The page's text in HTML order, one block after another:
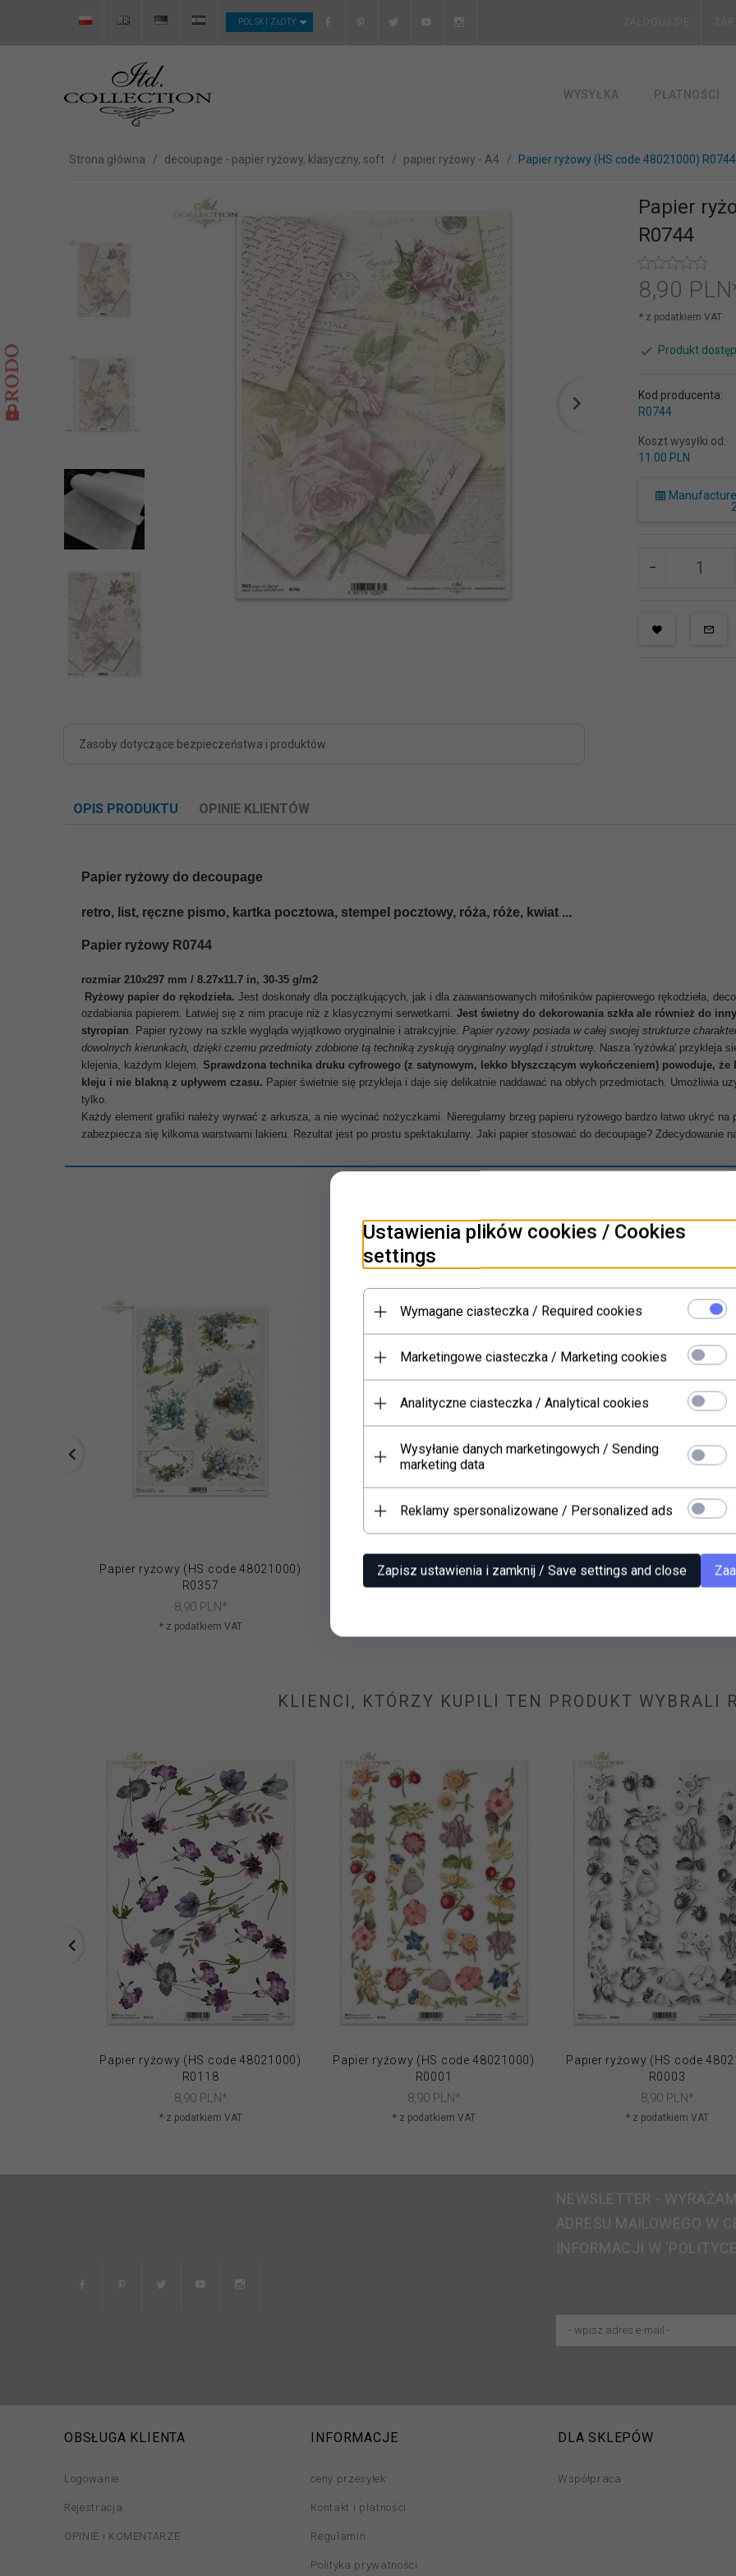
CURRENCY_H
POLSKI ZŁOTY ZALOGUJ SIĘ
WYSYŁKA PŁATNOŚCI
Strona główna decoupage - papier ryżowy, klasyczny, soft papier ryżowy - A4 Papier ryżowy (HS code 48021000) R0744
Zasoby dotyczące bezpieczeństwa i produktów
Papier
R0744
8,90
* z podatkiem VAT
Produkt
Kod producenta:
R0744
Koszt wysyłki od:
11.00 PLN
OPIS PRODUKTU OPINIE KLIENTÓW
Papier ryżowy do decoupage
retro, list, ręczne pismo, kartka pocztowa, stempel pocztowy, róża, róże, kwiat ...
Papier ryżowy R0744
rozmiar 210x297 mm / 8.27x11.7 in, 30-35 g/m2
Ryżowy papier do rękodzieła. Jest doskonały dla początkujących, jak i dla zaawansowanych miłośników papierowego rękodzieła,
ozdabiania papierem. Łatwiej się z nim pracuje niż z klasycznymi serwetkami. Jest świetny do dekorowania szkła ale również do
styropian. Papier ryżowy na szkle wygląda wyjątkowo oryginalnie i atrakcyjnie. Papier ryżowy posiada w całej swojej strukturze
dowolnych kierunkach, dzięki czemu przedmioty zdobione tą techniką zyskują oryginalny wygląd i strukturę. Nasza 'ryżówka' przykleja
klejenia, każdym klejem. Sprawdzona technika druku cyfrowego (z satynowym, lekko błyszczącym wykończeniem) powoduje,
kleju i nie blakną z upływem czasu. Papier świetnie się przykleja i daje się delikatnie naddawać na obłych przedmiotach. Umożliwia
tylko.
Każdy element grafiki należy wyrwać z arkusza, a nie wycinać nożyczkami. Nieregularny brzeg papieru ryżowego bardzo łatwo ukryć
zabezpiecza się kilkoma warstwami lakieru. Rezultat jest po prostu spektakularny. Jaki papier stosować do decoupage? Zdecydowanie
Papier ryżowy (HS code 48021000)
R0357
8,90 PLN*
* z podatkiem VAT
Papier ryżowy (HS code 48021000)
R0140
Papier ryżowy (HS code
R0125
KLIENCI, KTÓRZY KUPILI TEN PRODUKT WYBRALI
Papier ryżowy (HS code 48021000)
R0118
8,90 PLN*
* z podatkiem VAT
Papier ryżowy (HS code 48021000)
R0001
8,90 PLN*
* z podatkiem VAT
Papier ryżowy (HS code
R0003
8,90 PLN*
* z podatkiem VAT
NEWSLETTER -
ADRESU MAILOWEGO W
INFORMACJI W
OBSŁUGA KLIENTA
Logowanie
Rejestracja
OPINIE i KOMENTARZE
INFORMACJE
ceny przesyłek
Kontakt i płatności
Regulamin
Polityka prywatności
DLA SKLEPÓW
Współpraca
Ustawienia plików cookies / Cookies
settings
Wymagane ciasteczka / Required cookies
Marketingowe ciasteczka / Marketing cookies
Analityczne ciasteczka / Analytical cookies
Wysyłanie danych marketingowych / Sending
marketing data
Reklamy spersonalizowane / Personalized ads
Zapisz ustawienia i zamknij / Save settings and close